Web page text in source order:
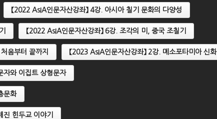
【2022 AsIA인문자산강좌】 4강. 아시아 칠기 문화의 다양성
【2022 AsIA인문자산강좌】 6강. 조각의 미, 중국 조칠기
음부터 끝까지 【2023 AsIA인문자산강좌】 2강. 메소포타미아 신화
자와 이집트 상형문자
문화
진 힌두교 이야기